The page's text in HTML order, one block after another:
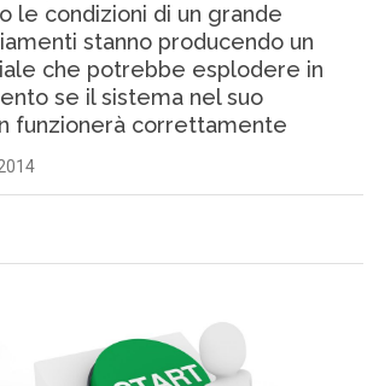
le condizioni di un grande
stanno producendo un
che potrebbe esplodere in
se il sistema nel suo
funzionerà correttamente